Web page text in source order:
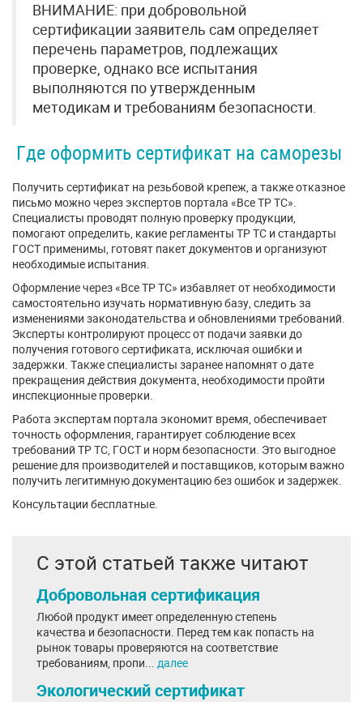
ВНИМАНИЕ: при добровольной
сертификации заявитель сам определяет
перечень параметров, подлежащих
проверке, однако все испытания
выполняются по утвержденным
методикам и требованиям безопасности.
Где оформить сертификат на саморезы
Получить сертификат на резьбовой крепеж, а также отказное
письмо можно через экспертов портала «Все ТР ТС».
Специалисты проводят полную проверку продукции,
помогают определить, какие регламенты ТР ТС и стандарты
ГОСТ применимы, готовят пакет документов и организуют
необходимые испытания.
Оформление через «Все ТР ТС» избавляет от необходимости
самостоятельно изучать нормативную базу, следить за
изменениями законодательства и обновлениями требований.
Эксперты контролируют процесс от подачи заявки до
получения готового сертификата, исключая ошибки и
задержки. Также специалисты заранее напомнят о дате
прекращения действия документа, необходимости пройти
инспекционные проверки.
Работа экспертам портала экономит время, обеспечивает
точность оформления, гарантирует соблюдение всех
требований ТР ТС, ГОСТ и норм безопасности. Это выгодное
решение для производителей и поставщиков, которым важно
получить легитимную документацию без ошибок и задержек.
Консультации бесплатные.
С этой статьей также читают
Добровольная сертификация
Любой продукт имеет определенную степень
качества и безопасности. Перед тем как попасть на
рынок товары проверяются на соответствие
требованиям, пропи... далее
Экологический сертификат